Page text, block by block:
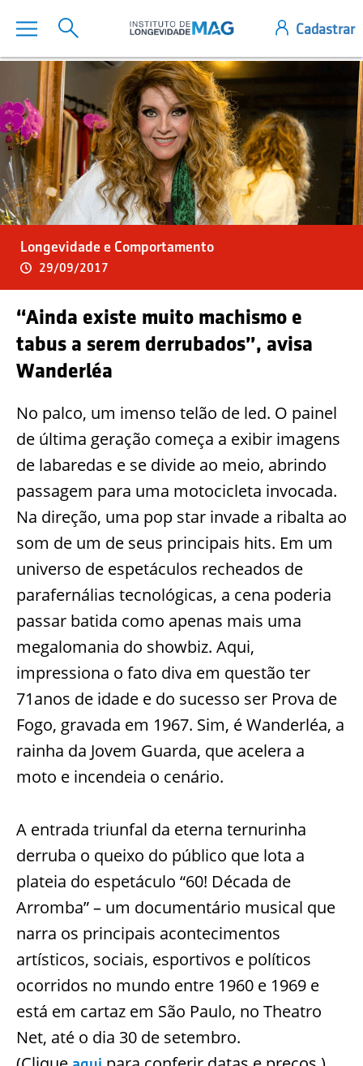
Longevidade e Comportamento
29/09/2017
“Ainda existe muito machismo e
tabus a serem derrubados”, avisa
Wanderléa
No palco, um imenso telão de led. O painel
de última geração começa a exibir imagens
de labaredas e se divide ao meio, abrindo
passagem para uma motocicleta invocada.
Na direção, uma pop star invade a ribalta ao
som de um de seus principais hits. Em um
universo de espetáculos recheados de
parafernálias tecnológicas, a cena poderia
passar batida como apenas mais uma
megalomania do showbiz. Aqui,
impressiona o fato diva em questão ter
71anos de idade e do sucesso ser Prova de
Fogo, gravada em 1967. Sim, é Wanderléa, a
rainha da Jovem Guarda, que acelera a
moto e incendeia o cenário.
A entrada triunfal da eterna ternurinha
derruba o queixo do público que lota a
plateia do espetáculo “60! Década de
Arromba” – um documentário musical que
narra os principais acontecimentos
artísticos, sociais, esportivos e políticos
ocorridos no mundo entre 1960 e 1969 e
está em cartaz em São Paulo, no Theatro
Net, até o dia 30 de setembro.